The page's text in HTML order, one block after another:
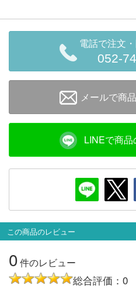
© 2026 Mid
電話で注文
052-
メールで商
LINEで商
この商品のレビュー
0件のレビュー
総合評価：0